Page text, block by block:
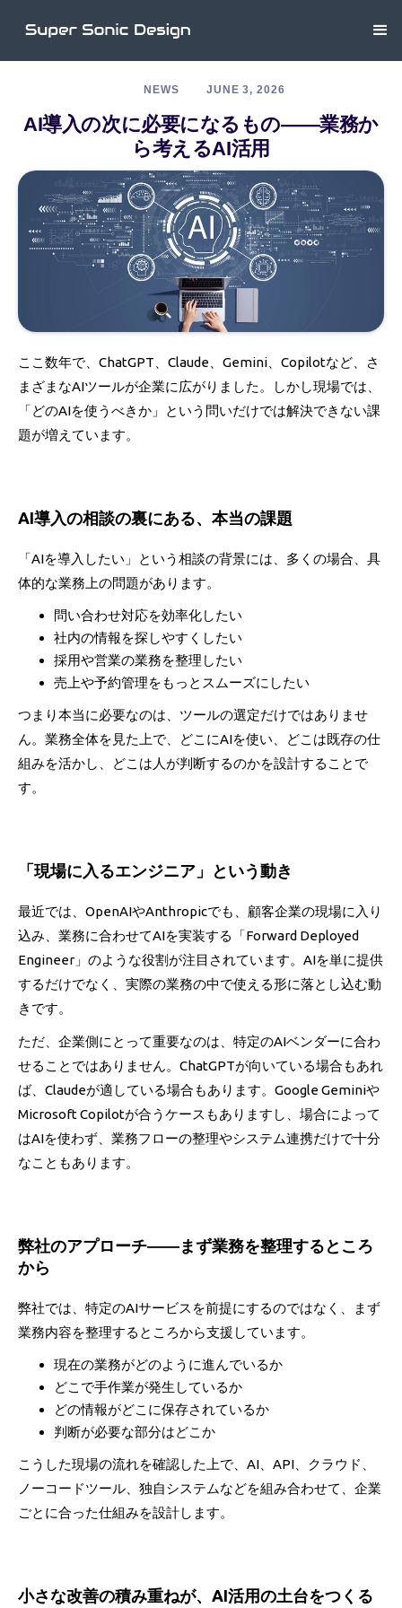
NEWS JUNE 3, 2026
AI導入の次に必要になるもの――業務か
ら考えるAI活用
ここ数年で、ChatGPT、Claude、Gemini、Copilotなど、さ
まざまなAIツールが企業に広がりました。しかし現場では、
「どのAIを使うべきか」という問いだけでは解決できない課
題が増えています。
AI導入の相談の裏にある、本当の課題
「AIを導入したい」という相談の背景には、多くの場合、具
体的な業務上の問題があります。
問い合わせ対応を効率化したい
社内の情報を探しやすくしたい
採用や営業の業務を整理したい
売上や予約管理をもっとスムーズにしたい
つまり本当に必要なのは、ツールの選定だけではありませ
ん。業務全体を見た上で、どこにAIを使い、どこは既存の仕
組みを活かし、どこは人が判断するのかを設計することで
す。
「現場に入るエンジニア」という動き
最近では、OpenAIやAnthropicでも、顧客企業の現場に入り
込み、業務に合わせてAIを実装する「Forward Deployed
Engineer」のような役割が注目されています。AIを単に提供
するだけでなく、実際の業務の中で使える形に落とし込む動
きです。
ただ、企業側にとって重要なのは、特定のAIベンダーに合わ
せることではありません。ChatGPTが向いている場合もあれ
ば、Claudeが適している場合もあります。Google Geminiや
Microsoft Copilotが合うケースもありますし、場合によって
はAIを使わず、業務フローの整理やシステム連携だけで十分
なこともあります。
弊社のアプローチ――まず業務を整理するところ
から
弊社では、特定のAIサービスを前提にするのではなく、まず
業務内容を整理するところから支援しています。
現在の業務がどのように進んでいるか
どこで手作業が発生しているか
どの情報がどこに保存されているか
判断が必要な部分はどこか
こうした現場の流れを確認した上で、AI、API、クラウド、
ノーコードツール、独自システムなどを組み合わせて、企業
ごとに合った仕組みを設計します。
小さな改善の積み重ねが、AI活用の土台をつくる